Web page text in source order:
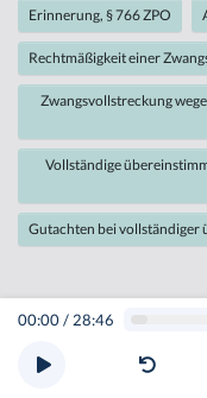
00:00/ 28:46
Erinnerung, § 766 ZPO
Rechtmäßigkeit einer
Zwangsvollstreckung
Vollständige
Gutachten bei vollständiger